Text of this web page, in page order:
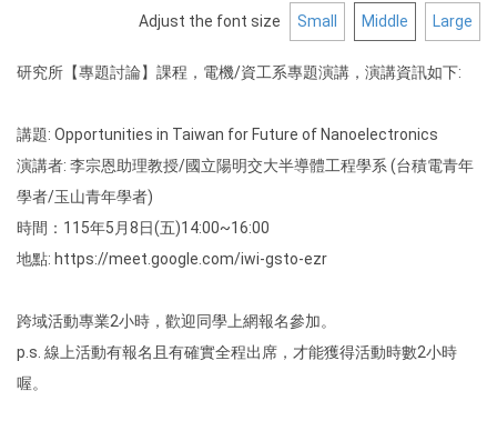
Adjust the font size Small Middle Large
研究所【專題討論】課程，電機/資工系專題演講，演講資訊如下:
講題: Opportunities in Taiwan for Future of Nanoelectronics
演講者: 李宗恩助理教授/國立陽明交大半導體工程學系 (台積電青年
學者/玉山青年學者)
時間：115年5月8日(五)14:00~16:00
地點: https://meet.google.com/iwi-gsto-ezr
跨域活動專業2小時，歡迎同學上網報名參加。
p.s. 線上活動有報名且有確實全程出席，才能獲得活動時數2小時
喔。